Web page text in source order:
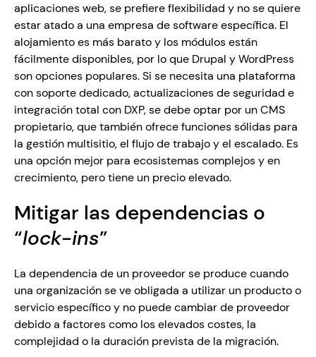
aplicaciones web, se prefiere flexibilidad y no se quiere
estar atado a una empresa de software específica. El
alojamiento es más barato y los módulos están
fácilmente disponibles, por lo que Drupal y WordPress
son opciones populares. Si se necesita una plataforma
con soporte dedicado, actualizaciones de seguridad e
integración total con DXP, se debe optar por un CMS
propietario, que también ofrece funciones sólidas para
la gestión multisitio, el flujo de trabajo y el escalado. Es
una opción mejor para ecosistemas complejos y en
Mitigar las dependencias o
“lock-ins”
La dependencia de un proveedor se produce cuando
una organización se ve obligada a utilizar un producto o
servicio específico y no puede cambiar de proveedor
debido a factores como los elevados costes, la
complejidad o la duración prevista de la migración.